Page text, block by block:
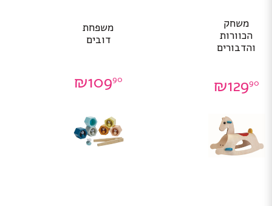
משחק
הכוורות
והדבורים
₪12990
משפחת
דובים
₪10990